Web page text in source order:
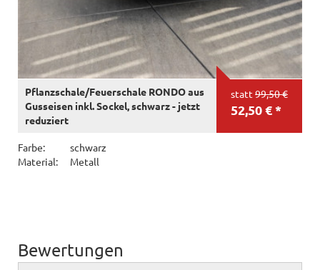
statt 99,50 €
52,50 € *
Pflanzschale/Feuerschale RONDO aus
Gusseisen inkl. Sockel, schwarz - jetzt
reduziert
Farbe:
schwarz
Material:
Metall
Bewertungen